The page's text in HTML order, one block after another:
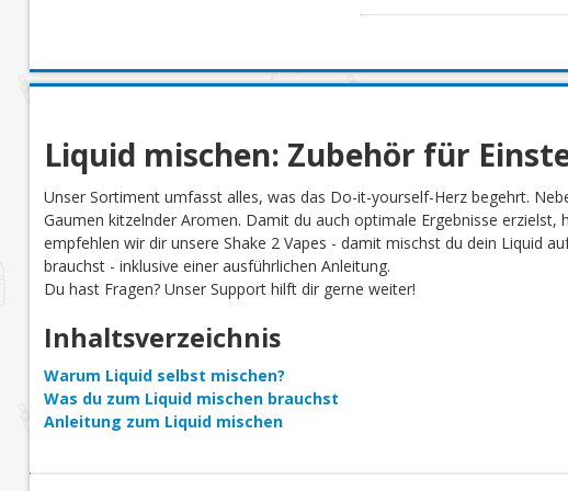
Liquid mischen: Zubehör für
Unser Sortiment umfasst alles, was das Do-it-yourself-Herz begehrt.
Gaumen kitzelnder Aromen. Damit du auch optimale Ergebnisse
empfehlen wir dir unsere Shake 2 Vapes - damit mischst du dein Liquid
brauchst - inklusive einer ausführlichen Anleitung.
Du hast Fragen? Unser Support hilft dir gerne weiter!
Inhaltsverzeichnis
Warum Liquid selbst mischen?
Was du zum Liquid mischen brauchst
Anleitung zum Liquid mischen